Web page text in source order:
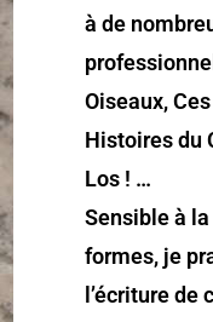
à de
Oiseaux,
Histoires du
Los ! …
Sensible à
formes, je
l’écriture de